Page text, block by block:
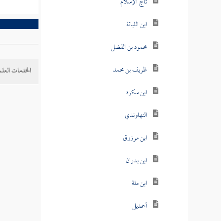
ابن اللبانة
محمود بن الفضل
ظريف بن محمد
ابن سكرة
النهاوندي
ابن مرزوق
ابن بدران
ابن ملة
أحمديل
الخدمات